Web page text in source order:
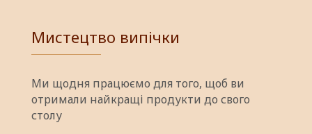
Мистецтво випічки
Ми щодня працюємо для того, щоб ви
отримали найкращі продукти до свого
столу